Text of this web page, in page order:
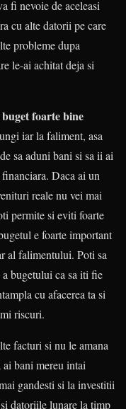
fi nevoie de aceleasi
cu alte datorii pe care
probleme dupa
le-ai achitat deja si
foarte bine
iar la faliment, asa
sa aduni bani si sa ii ai
Daca ai un
reale nu vei mai
permite si eviti foarte
e foarte important
al falimentului. Poti sa
bugetului ca sa iti fie
cu afacerea ta si
riscuri.
facturi si nu le amana
ai bani mereu intai
gandesti si la investitii
datoriile lunare la timp